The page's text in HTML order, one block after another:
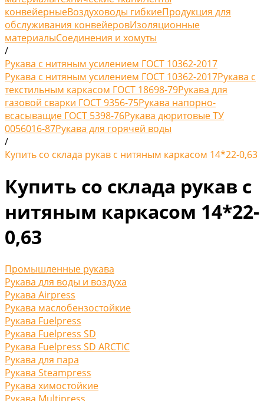
конвейерныеВоздуховоды гибкиеПродукция для
обслуживания конвейеровИзоляционные
материалыСоединения и хомуты
/
Рукава с нитяным усилением ГОСТ 10362-2017
Рукава с нитяным усилением ГОСТ 10362-2017Рукава с
текстильным каркасом ГОСТ 18698-79Рукава для
газовой сварки ГОСТ 9356-75Рукава напорно-
всасыващие ГОСТ 5398-76Рукава дюритовые ТУ
0056016-87Рукава для горячей воды
/
Купить со склада рукав с нитяным каркасом 14*22-0,63
Купить со склада рукав с
нитяным каркасом 14*22-
0,63
Промышленные рукава
Рукава для воды и воздуха
Рукава Airpress
Рукава маслобензостойкие
Рукава Fuelpress
Рукава Fuelpress SD
Рукава Fuelpress SD ARCTIC
Рукава для пара
Рукава Steampress
Рукава химостойкие